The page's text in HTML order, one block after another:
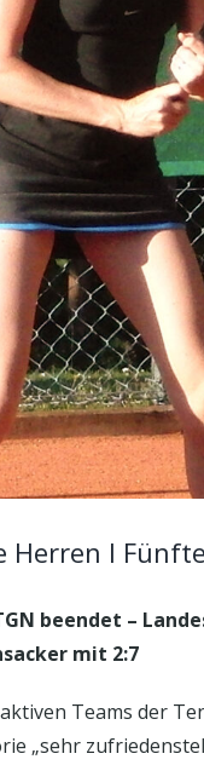
Herren I
beendet –
mit 2:7
Teams der
„sehr